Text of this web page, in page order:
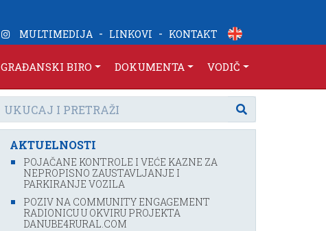
MULTIMEDIJA - LINKOVI - KONTAKT
GRAĐANSKI BIRO DOKUMENTA VODIČ
AKTUELNOSTI
POJAČANE KONTROLE I VEĆE KAZNE ZA
NEPROPISNO ZAUSTAVLJANJE I
PARKIRANJE VOZILA
POZIV NA COMMUNITY ENGAGEMENT
RADIONICU U OKVIRU PROJEKTA
DANUBE4RURAL.COM